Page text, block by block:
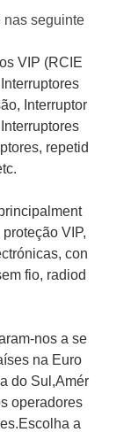
nas seguinte
VIP (RCIE
Interruptor
repetid
VIP,
con
fio, radiod
nos a se
na Euro
do Sul,Amér
operadores
Escolha a